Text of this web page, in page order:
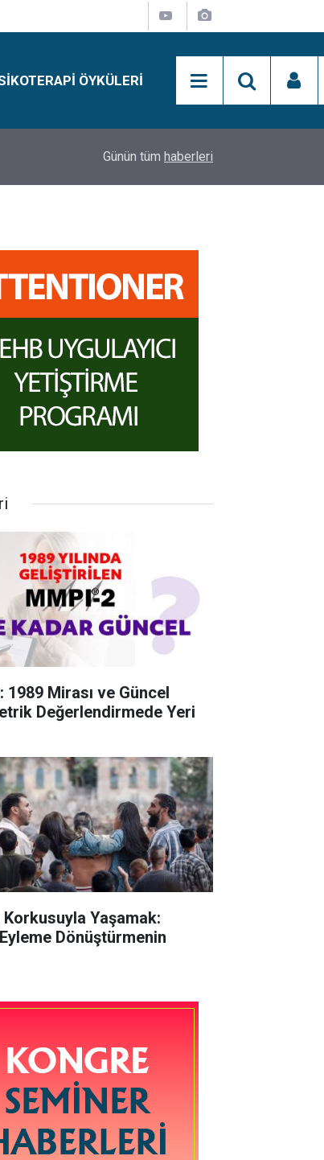
ÖYKÜLERI
Simon Says Dikkat Programı Nedir?
Günün tüm haberleri
1989 Mirası ve Güncel
Değerlendirmede Yeri
Korkusuyla Yaşamak:
Eyleme Dönüştürmenin